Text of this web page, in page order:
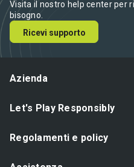
Visita il nostro help center per
bisogno.
Ricevi supporto
Azienda
Let's Play Responsibly
Regolamenti e policy